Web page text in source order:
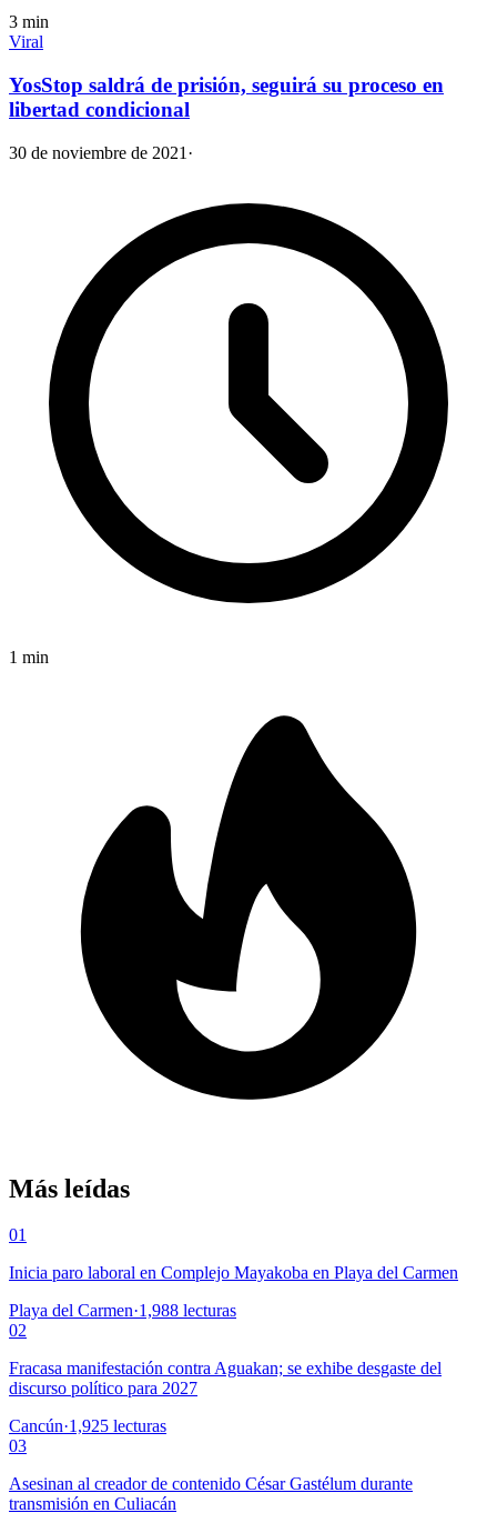
3 min
Viral
YosStop saldrá de prisión, seguirá su proceso en
libertad condicional
30 de noviembre de 2021 ·
1 min
Más leídas
01
Inicia paro laboral en Complejo Mayakoba en Playa del Carmen
Playa del Carmen·1,988 lecturas
02
Fracasa manifestación contra Aguakan; se exhibe desgaste del
discurso político para 2027
Cancún·1,925 lecturas
03
Asesinan al creador de contenido César Gastélum durante
transmisión en Culiacán